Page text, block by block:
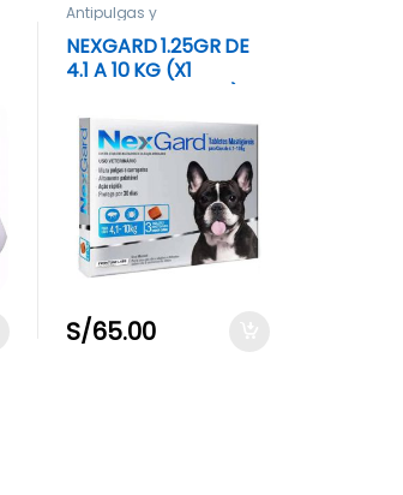
Antipulgas y
Antiparasitarios
NEXGARD 1.25GR DE
4.1 A 10 KG (X1
S/65.00